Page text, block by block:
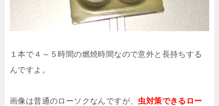
１本で４～５時間の燃焼時間なので意外と長持ちする
んですよ。
画像は普通のローソクなんですが、 虫対策できるロー